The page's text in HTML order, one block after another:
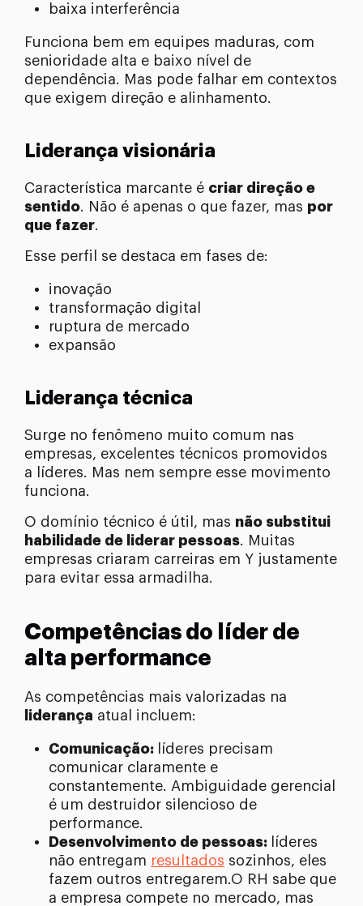
baixa interferência
Funciona bem em equipes maduras, com
senioridade alta e baixo nível de
dependência. Mas pode falhar em contextos
que exigem direção e alinhamento.
Liderança visionária
Característica marcante é criar direção e
sentido. Não é apenas o que fazer, mas por
que fazer.
Esse perfil se destaca em fases de:
inovação
transformação digital
ruptura de mercado
expansão
Liderança técnica
Surge no fenômeno muito comum nas
empresas, excelentes técnicos promovidos
a líderes. Mas nem sempre esse movimento
funciona.
O domínio técnico é útil, mas não substitui
habilidade de liderar pessoas. Muitas
empresas criaram carreiras em Y justamente
para evitar essa armadilha.
Competências do líder de
alta performance
As competências mais valorizadas na
liderança atual incluem:
Comunicação:
líderes precisam
comunicar claramente e
constantemente. Ambiguidade gerencial
é um destruidor silencioso de
performance.
Desenvolvimento de pessoas:
líderes
não entregam resultados sozinhos, eles
fazem outros entregarem.O RH sabe que
a empresa compete no mercado, mas